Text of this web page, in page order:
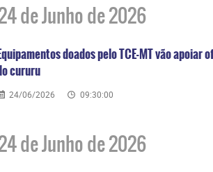
de Junho de 2026
doados pelo TCE-MT vão
cururu
24/06/2026 09:30:00
de Junho de 2026